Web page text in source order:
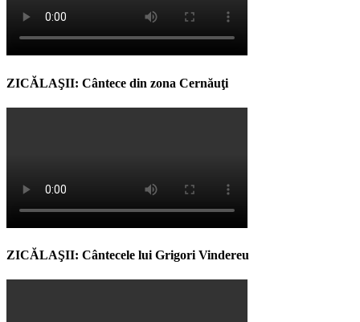
ZICĂLAŞII: Cântece din zona Cernăuţi
ZICĂLAŞII: Cântecele lui Grigori Vindereu